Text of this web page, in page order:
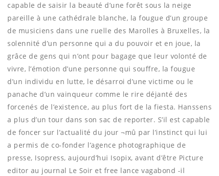
capable de saisir la beauté d’une forêt sous la neige
pareille à une cathédrale blanche, la fougue d’un groupe
de musiciens dans une ruelle des Marolles à Bruxelles, la
solennité d’un personne qui a du pouvoir et en joue, la
grâce de gens qui n’ont pour bagage que leur volonté de
vivre, l’émotion d’une personne qui souffre, la fougue
d’un individu en lutte, le désarroi d’une victime ou le
panache d’un vainqueur comme le rire déjanté des
forcenés de l’existence, au plus fort de la fiesta. Hanssens
a plus d’un tour dans son sac de reporter. S’il est capable
de foncer sur l’actualité du jour ¬mû par l’instinct qui lui
a permis de co-fonder l’agence photographique de
presse, Isopress, aujourd’hui Isopix, avant d’être Picture
editor au journal Le Soir et free lance vagabond -il